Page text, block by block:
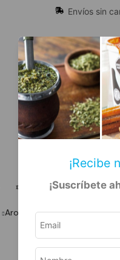
¡Recibe
¡Suscríbete
Envíos sin
🔥
✡ Koshers 📚 Libros
Aromanza – Sahumerios